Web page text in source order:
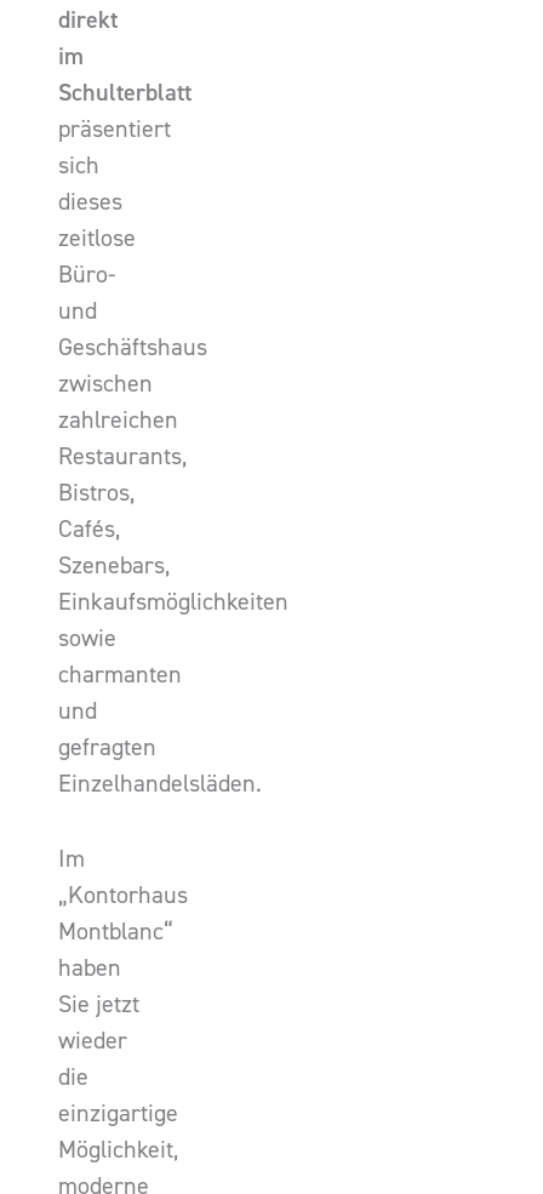
direkt
im
Schulterblatt
präsentiert
sich
dieses
zeitlose
Büro-
und
Geschäftshaus
zwischen
zahlreichen
Restaurants,
Bistros,
Cafés,
Szenebars,
Einkaufsmöglichkeiten
sowie
charmanten
und
gefragten
Einzelhandelsläden.
Im
„Kontorhaus
Montblanc“
haben
Sie jetzt
wieder
die
einzigartige
Möglichkeit,
moderne